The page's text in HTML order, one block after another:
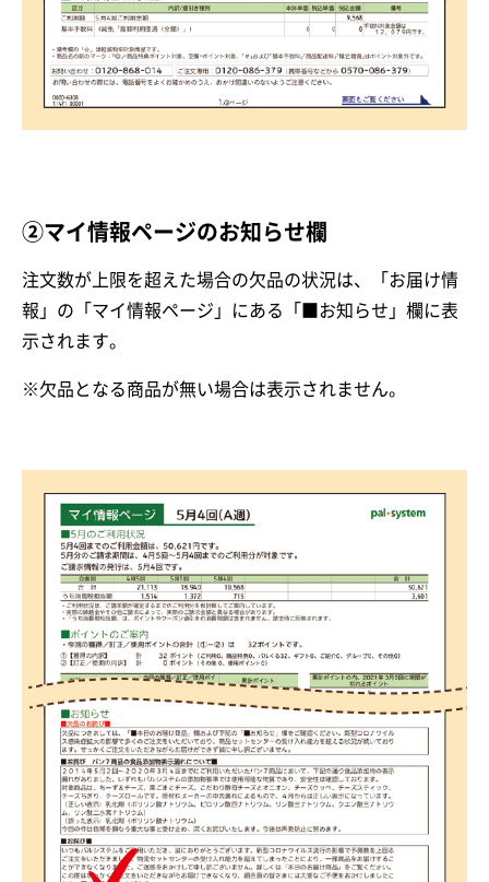
②マイ情報ページのお知らせ欄
注文数が上限を超えた場合の欠品の状況は、「お届け情
報」の「マイ情報ページ」にある「■お知らせ」欄に表
示されます。
※欠品となる商品が無い場合は表示されません。